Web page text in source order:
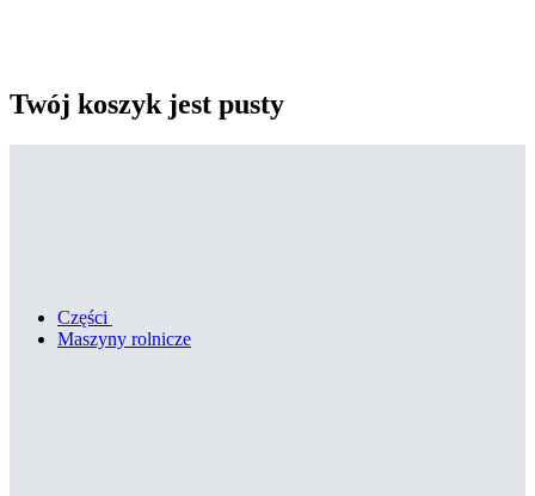
Twój koszyk jest pusty
Części
Maszyny rolnicze